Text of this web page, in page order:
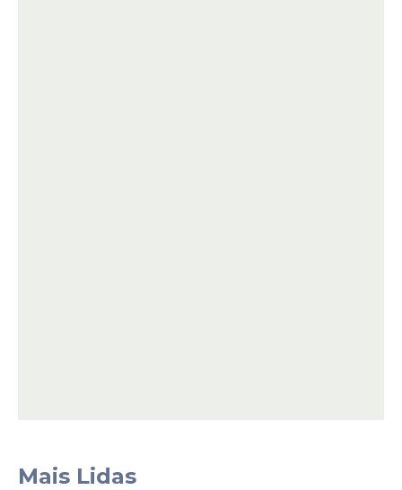
Mais Lidas